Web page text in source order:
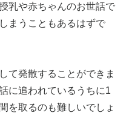
乳や赤ちゃんのお世話で
まうこともあるはずで
て発散することができま
に追われているうちに1
を取るのも難しいでしょ